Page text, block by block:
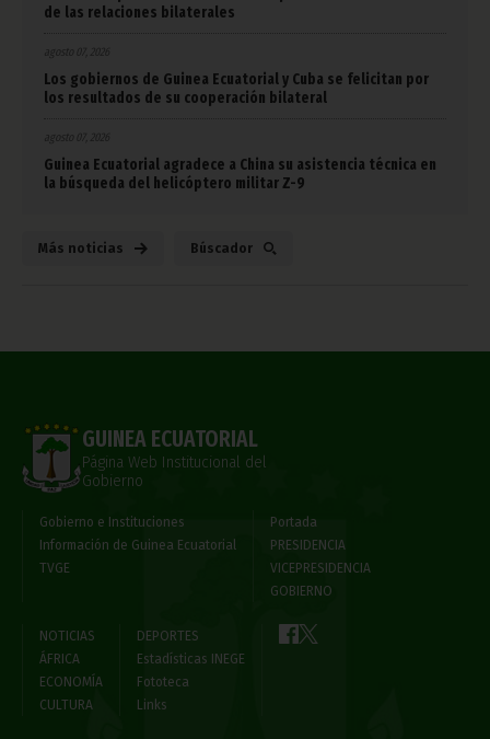
de las relaciones bilaterales
agosto 07, 2026
Los gobiernos de Guinea Ecuatorial y Cuba se felicitan por
los resultados de su cooperación bilateral
agosto 07, 2026
Guinea Ecuatorial agradece a China su asistencia técnica en
la búsqueda del helicóptero militar Z-9
Más noticias Búscador
GUINEA ECUATORIAL
Página Web Institucional del
Gobierno
Gobierno e Instituciones
Información de Guinea Ecuatorial
TVGE
Portada
PRESIDENCIA
VICEPRESIDENCIA
GOBIERNO
NOTICIAS
ÁFRICA
ECONOMÍA
CULTURA
DEPORTES
Estadísticas INEGE
Fototeca
Links